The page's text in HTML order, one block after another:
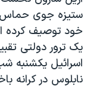
اصلی
جهش
جستجو
ورزشی
گزیده‌ها
ویژه برنامه‌ها
ویدیوها
جام جهانی ۲۰۲۶
عملیات خشم
۲۵۰سالگی آمریکا
بایگانی برنامه‌های
فرکانس‌های صدای
پخش رادیویی
یادگیری زبان
ستيزه جوی حماس
خود توصيف کرده
يک ترور دولتی
اسرائيل يکشنبه
نابلوس در کرانه